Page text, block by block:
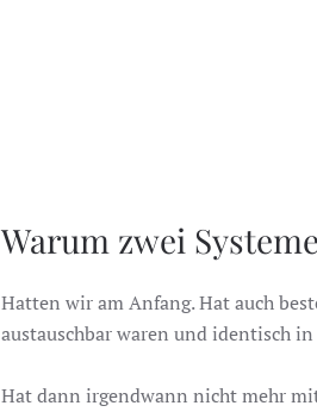
Warum zwei
Hatten wir am Anfang. Hat auch
austauschbar waren und identisch
Hat dann irgendwann nicht mehr